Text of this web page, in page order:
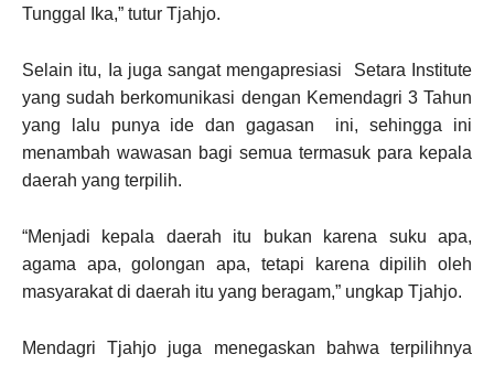
Tunggal Ika,” tutur Tjahjo.
Selain itu, Ia juga sangat mengapresiasi Setara Institute
yang sudah berkomunikasi dengan Kemendagri 3 Tahun
yang lalu punya ide dan gagasan ini, sehingga ini
menambah wawasan bagi semua termasuk para kepala
daerah yang terpilih.
“Menjadi kepala daerah itu bukan karena suku apa,
agama apa, golongan apa, tetapi karena dipilih oleh
masyarakat di daerah itu yang beragam,” ungkap Tjahjo.
Mendagri Tjahjo juga menegaskan bahwa terpilihnya